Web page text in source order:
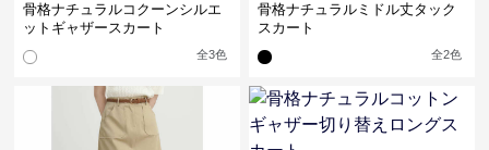
骨格ナチュラルコクーンシルエ
ットギャザースカート
全3色
骨格ナチュラルミドル丈タック
スカート
全2色